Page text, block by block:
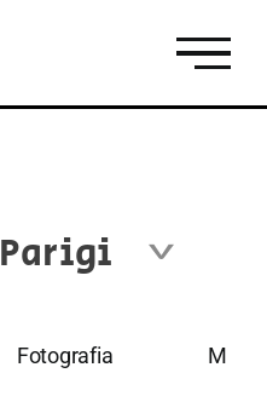
Parigi
Fotografia